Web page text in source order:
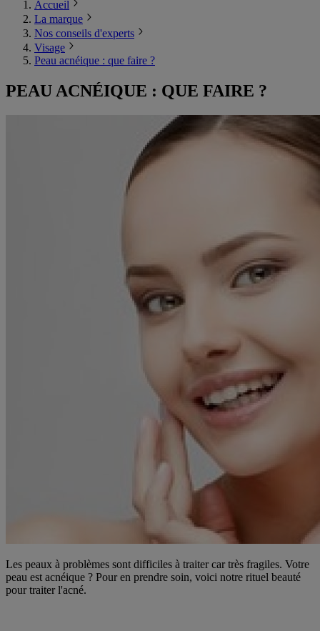
Accueil
La marque
Nos conseils d'experts
Visage
Peau acnéique : que faire ?
PEAU ACNÉIQUE : QUE FAIRE ?
Les peaux à problèmes sont difficiles à traiter car très fragiles. Votre
peau est acnéique ? Pour en prendre soin, voici notre rituel beauté
pour traiter l'acné.